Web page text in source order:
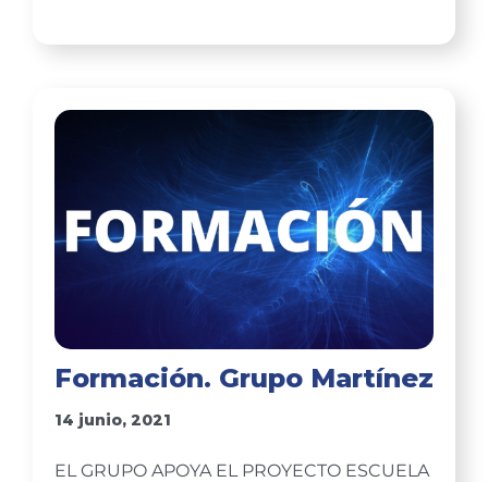
Formación. Grupo Martínez
14 junio, 2021
EL GRUPO APOYA EL PROYECTO ESCUELA